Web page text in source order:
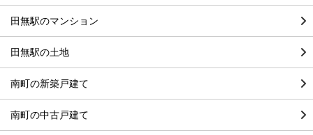
田無駅のマンション
田無駅の土地
南町の新築戸建て
南町の中古戸建て